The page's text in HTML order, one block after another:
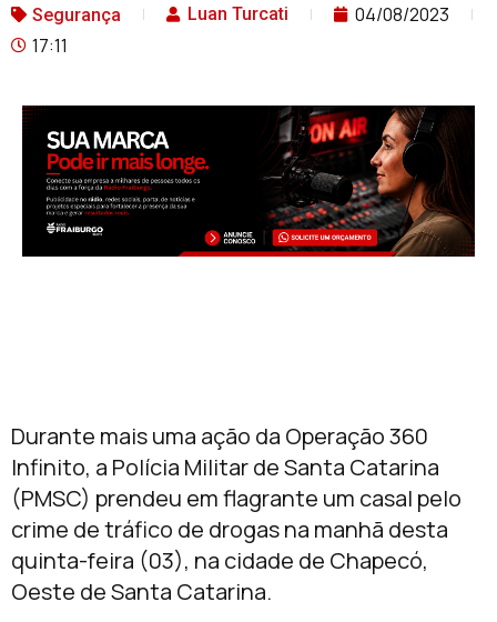
Segurança Luan Turcati
04/08/2023
17:11
Durante mais uma ação da Operação 360
Infinito, a Polícia Militar de Santa Catarina
(PMSC) prendeu em flagrante um casal pelo
crime de tráfico de drogas na manhã desta
quinta-feira (03), na cidade de Chapecó,
Oeste de Santa Catarina.